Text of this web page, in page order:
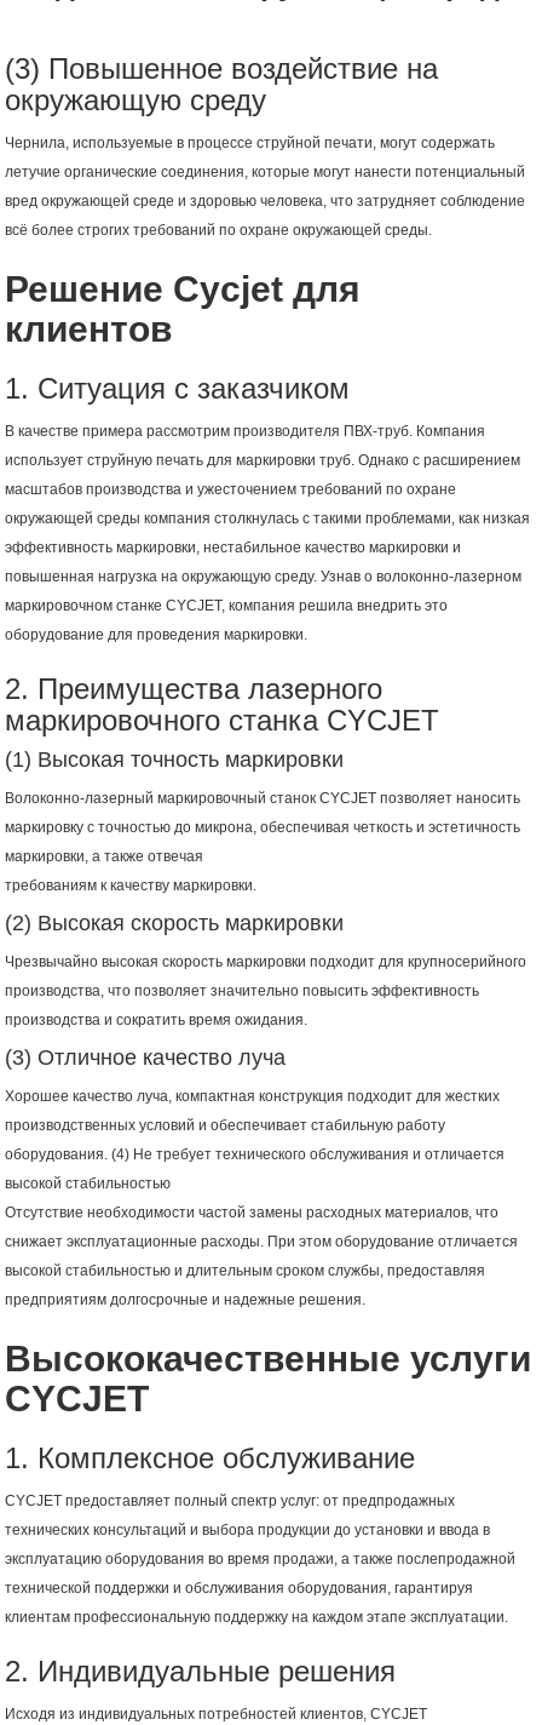
(3) Повышенное воздействие на
окружающую среду
Чернила, используемые в процессе струйной печати, могут содержать
летучие органические соединения, которые могут нанести потенциальный
вред окружающей среде и здоровью человека, что затрудняет соблюдение
всё более строгих требований по охране окружающей среды.
Решение Cycjet для
клиентов
1. Ситуация с заказчиком
В качестве примера рассмотрим производителя ПВХ-труб. Компания
использует струйную печать для маркировки труб. Однако с расширением
масштабов производства и ужесточением требований по охране
окружающей среды компания столкнулась с такими проблемами, как низкая
эффективность маркировки, нестабильное качество маркировки и
повышенная нагрузка на окружающую среду. Узнав о волоконно-лазерном
маркировочном станке CYCJET, компания решила внедрить это
оборудование для проведения маркировки.
2. Преимущества лазерного
маркировочного станка CYCJET
(1) Высокая точность маркировки
Волоконно-лазерный маркировочный станок CYCJET позволяет наносить
маркировку с точностью до микрона, обеспечивая четкость и эстетичность
маркировки, а также отвечая
требованиям к качеству маркировки.
(2) Высокая скорость маркировки
Чрезвычайно высокая скорость маркировки подходит для крупносерийного
производства, что позволяет значительно повысить эффективность
производства и сократить время ожидания.
(3) Отличное качество луча
Хорошее качество луча, компактная конструкция подходит для жестких
производственных условий и обеспечивает стабильную работу
оборудования. (4) Не требует технического обслуживания и отличается
высокой стабильностью
Отсутствие необходимости частой замены расходных материалов, что
снижает эксплуатационные расходы. При этом оборудование отличается
высокой стабильностью и длительным сроком службы, предоставляя
предприятиям долгосрочные и надежные решения.
Высококачественные услуги
CYCJET
1. Комплексное обслуживание
CYCJET предоставляет полный спектр услуг: от предпродажных
технических консультаций и выбора продукции до установки и ввода в
эксплуатацию оборудования во время продажи, а также послепродажной
технической поддержки и обслуживания оборудования, гарантируя
клиентам профессиональную поддержку на каждом этапе эксплуатации.
2. Индивидуальные решения
Исходя из индивидуальных потребностей клиентов, CYCJET